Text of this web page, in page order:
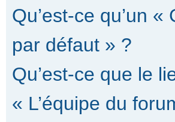
Qu’est-ce qu’un «
par défaut » ?
Qu’est-ce que le
« L’équipe du